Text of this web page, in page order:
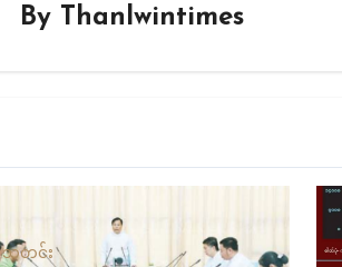
By Thanlwintimes
သတင်း